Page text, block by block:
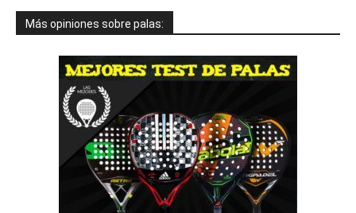
Más opiniones sobre palas: